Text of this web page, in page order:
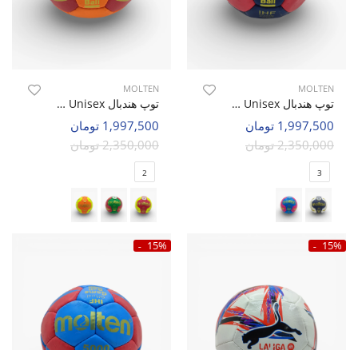
MOLTEN
توپ هندبال Unisex مولتن Molten Edge U
1,997,500 تومان
2,350,000 تومان
3
MOLTEN
توپ هندبال Unisex مولتن Molten Strike U
1,997,500 تومان
2,350,000 تومان
2
15%
15%